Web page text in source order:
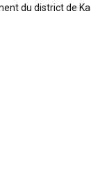
du district de